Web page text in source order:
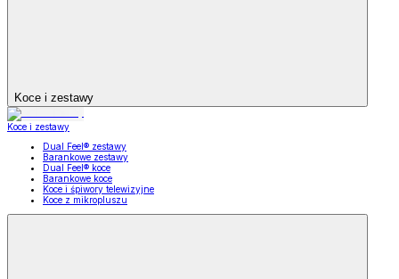
Koce i zestawy
Koce i zestawy
Dual Feel® zestawy
Barankowe zestawy
Dual Feel® koce
Barankowe koce
Koce i śpiwory telewizyjne
Koce z mikropluszu